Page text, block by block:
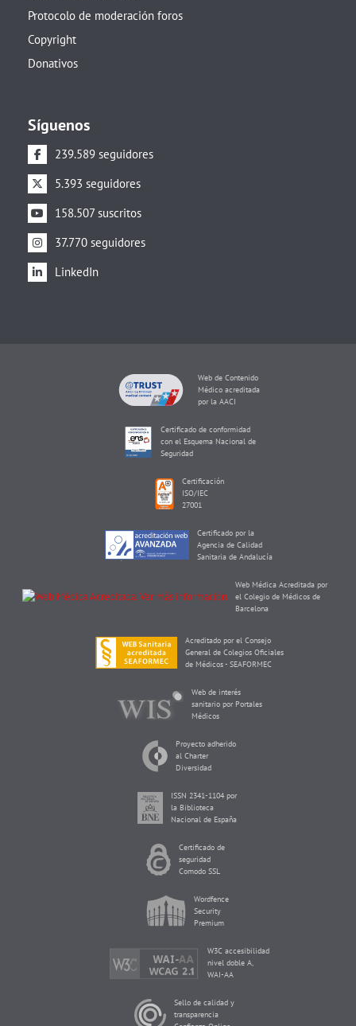
Protocolo de moderación foros
Copyright
Donativos
Síguenos
239.589 seguidores
5.393 seguidores
158.507 suscritos
37.770 seguidores
LinkedIn
Web de Contenido
Médico acreditada
por la AACI
Certificado de conformidad
con el Esquema Nacional de
Seguridad
Certificación
ISO/IEC
27001
Certificado por la
Agencia de Calidad
Sanitaria de Andalucía
Web Médica Acreditada por
el Colegio de Médicos de
Barcelona
Acreditado por el Consejo
General de Colegios Oficiales
de Médicos - SEAFORMEC
Web de interés
sanitario por Portales
Médicos
Proyecto adherido
al Charter
Diversidad
ISSN 2341-1104 por
la Biblioteca
Nacional de España
Certificado de
seguridad
Comodo SSL
Wordfence
Security
Premium
W3C accesibilidad
nivel doble A,
WAI-AA
Sello de calidad y
transparencia